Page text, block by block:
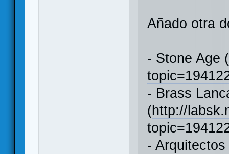
Añado otra
- Stone Age (
- Brass
(http://
-